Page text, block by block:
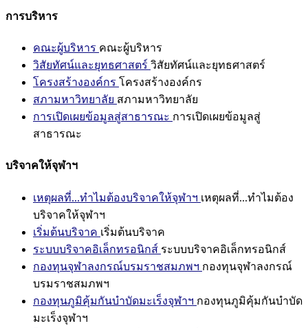
การบริหาร
คณะผู้บริหาร คณะผู้บริหาร
วิสัยทัศน์และยุทธศาสตร์ วิสัยทัศน์และยุทธศาสตร์
โครงสร้างองค์กร โครงสร้างองค์กร
สภามหาวิทยาลัย สภามหาวิทยาลัย
การเปิดเผยข้อมูลสู่สาธารณะ การเปิดเผยข้อมูลสู่
สาธารณะ
บริจาคให้จุฬาฯ
เหตุผลที่...ทำไมต้องบริจาคให้จุฬาฯ เหตุผลที่...ทำไมต้อง
บริจาคให้จุฬาฯ
เริ่มต้นบริจาค เริ่มต้นบริจาค
ระบบบริจาคอิเล็กทรอนิกส์ ระบบบริจาคอิเล็กทรอนิกส์
กองทุนจุฬาลงกรณ์บรมราชสมภพฯ กองทุนจุฬาลงกรณ์
บรมราชสมภพฯ
กองทุนภูมิคุ้มกันบำบัดมะเร็งจุฬาฯ กองทุนภูมิคุ้มกันบำบัด
มะเร็งจุฬาฯ